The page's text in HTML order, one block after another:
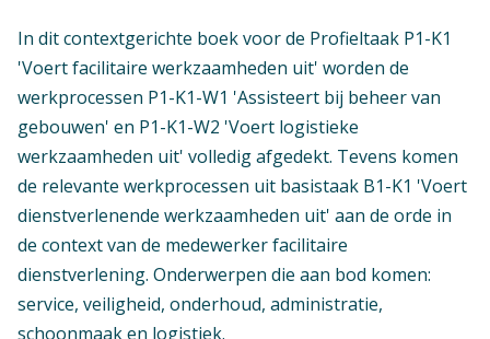
In dit contextgerichte boek voor de Profieltaak P1-K1
'Voert facilitaire werkzaamheden uit' worden de
werkprocessen P1-K1-W1 'Assisteert bij beheer van
gebouwen' en P1-K1-W2 'Voert logistieke
werkzaamheden uit' volledig afgedekt. Tevens komen
de relevante werkprocessen uit basistaak B1-K1 'Voert
dienstverlenende werkzaamheden uit' aan de orde in
de context van de medewerker facilitaire
dienstverlening. Onderwerpen die aan bod komen:
service, veiligheid, onderhoud, administratie,
schoonmaak en logistiek.